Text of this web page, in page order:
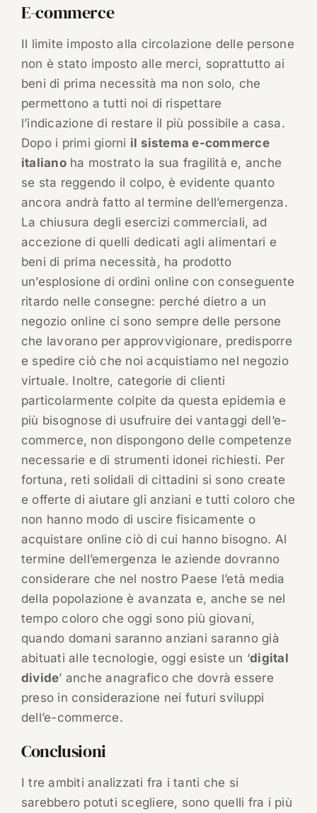
E-commerce
Il limite imposto alla circolazione delle persone
non è stato imposto alle merci, soprattutto ai
beni di prima necessità ma non solo, che
permettono a tutti noi di rispettare
l’indicazione di restare il più possibile a casa.
Dopo i primi giorni il sistema e-commerce
italianoha mostrato la sua fragilità e, anche
se sta reggendo il colpo, è evidente quanto
ancora andrà fatto al termine dell’emergenza.
La chiusura degli esercizi commerciali, ad
accezione di quelli dedicati agli alimentari e
beni di prima necessità, ha prodotto
un’esplosione di ordini online con conseguente
ritardo nelle consegne: perché dietro a un
negozio online ci sono sempre delle persone
che lavorano per approvvigionare, predisporre
e spedire ciò che noi acquistiamo nel negozio
virtuale. Inoltre, categorie di clienti
particolarmente colpite da questa epidemia e
più bisognose di usufruire dei vantaggi dell’e-
commerce, non dispongono delle competenze
necessarie e di strumenti idonei richiesti. Per
fortuna, reti solidali di cittadini si sono create
e offerte di aiutare gli anziani e tutti coloro che
non hanno modo di uscire fisicamente o
acquistare online ciò di cui hanno bisogno. Al
termine dell’emergenza le aziende dovranno
considerare che nel nostro Paese l’età media
della popolazione è avanzata e, anche se nel
tempo coloro che oggi sono più giovani,
quando domani saranno anziani saranno già
abituati alle tecnologie, oggi esiste un ‘digital
divide’ anche anagrafico che dovrà essere
preso in considerazione nei futuri sviluppi
dell’e-commerce.
Conclusioni
I tre ambiti analizzati fra i tanti che si
sarebbero potuti scegliere, sono quelli fra i più